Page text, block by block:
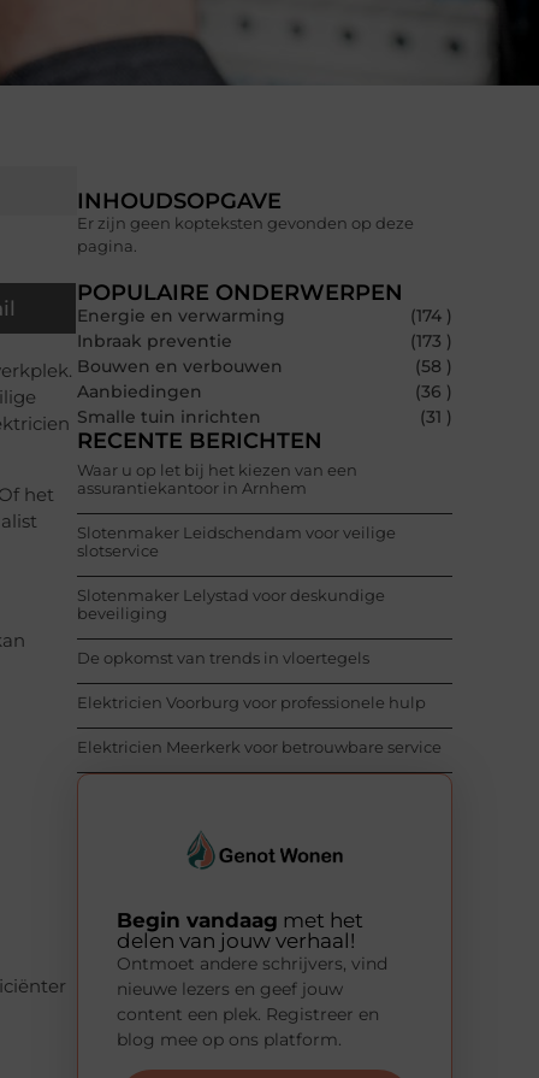
het
INHOUDSOPGAVE
Er zijn geen kopteksten gevonden op deze
pagina.
POPULAIRE ONDERWERPEN
Energie en verwarming
(174 )
Inbraak preventie
(173 )
Bouwen en verbouwen
(58 )
Aanbiedingen
(36 )
Smalle tuin inrichten
(31 )
RECENTE BERICHTEN
Waar u op let bij het kiezen van een
assurantiekantoor in Arnhem
Slotenmaker Leidschendam voor veilige
slotservice
Slotenmaker Lelystad voor deskundige
beveiliging
De opkomst van trends in vloertegels
Elektricien Voorburg voor professionele hulp
Elektricien Meerkerk voor betrouwbare service
Begin vandaag met het
delen van jouw verhaal!
Ontmoet andere schrijvers, vind
nieuwe lezers en geef jouw
content een plek. Registreer en
blog mee op ons platform.